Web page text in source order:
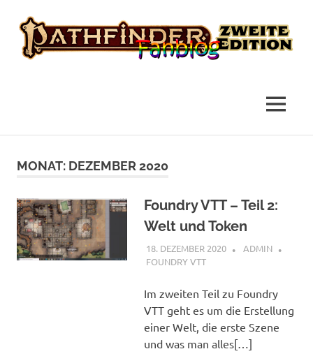
Inhalt
MENÜ
MONAT: DEZEMBER 2020
Foundry VTT – Teil 2:
Welt und Token
18. DEZEMBER 2020
ADMIN
FOUNDRY VTT
Im zweiten Teil zu Foundry
VTT geht es um die Erstellung
einer Welt, die erste Szene
und was man alles[…]